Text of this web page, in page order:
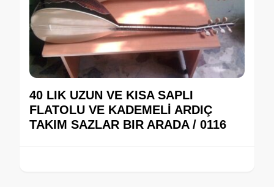
40 LIK UZUN VE KISA SAPLI
FLATOLU VE KADEMELİ ARDIÇ
TAKIM SAZLAR BIR ARADA / 0116